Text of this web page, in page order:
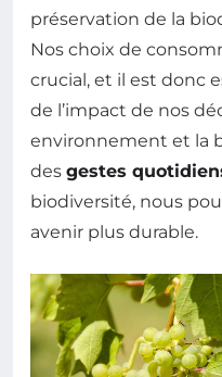
préservation de la
Nos choix de
crucial, et il est donc
de l’impact de nos
environnement et la
des gestes
biodiversité, nous
avenir plus durable.